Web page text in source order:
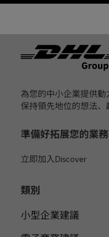
為您的中小企業提供
保持領先地位的想法、
準備好拓展您的業
立即加入Discover
類別
小型企業建議